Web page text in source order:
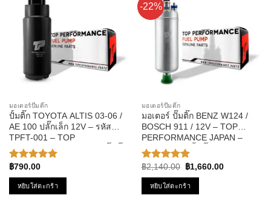
มอเตอร์ปั๊มติ๊ก
ปั้มติ๊ก TOYOTA ALTIS 03-06 /
AE 100 ปลั๊กเล็ก 12V – รหัส
TPFT-001 – TOP
PERFORMANCE มอเตอร์ปั๊มติ๊ก
ของแท้100% MADE IN JAPAN
ให้คะแนน
5.00ตั้งแต่
1-5
คะแนน
฿790.00
หยิบใส่ตะกร้า
-22%
มอเตอร์ปั๊มติ๊ก
มอเตอร์ ปั๊มติ๊ก BENZ W124 /
BOSCH 911 / 12V – TOP
PERFORMANCE JAPAN –
TPFB-301 – ปั้มติ๊ก ในถัง เบนซ์
บอส นอกถัง
ให้คะแนน
5.00ตั้งแต่
1-5
คะแนน
฿2,140.00
Original
was:
฿2,140.00.
฿1,660.00Current
หยิบใส่ตะกร้า